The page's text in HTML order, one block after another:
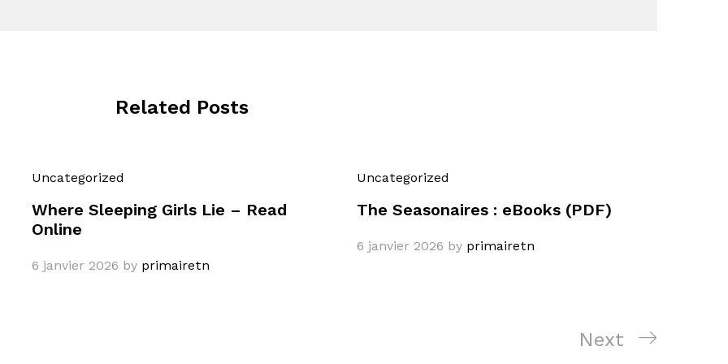
Related Posts
Uncategorized
Where Sleeping Girls Lie – Read
Online
6 janvier 2026 by primairetn
Uncategorized
The Seasonaires : eBooks (PDF)
6 janvier 2026 by primairetn
Next
Next